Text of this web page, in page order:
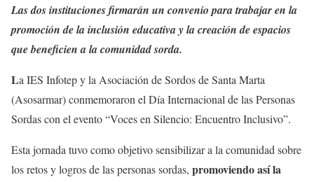
Las dos instituciones firmarán un convenio para trabajar en la
promoción de la inclusión educativa y la creación de espacios
que beneficien a la comunidad sorda.
La IES Infotep y la Asociación de Sordos de Santa Marta
(Asosarmar) conmemoraron el Día Internacional de las Personas
Sordas con el evento “Voces en Silencio: Encuentro Inclusivo”.
Esta jornada tuvo como objetivo sensibilizar a la comunidad sobre
los retos y logros de las personas sordas, promoviendo así la